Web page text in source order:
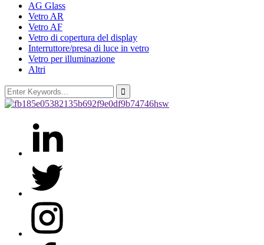
AG Glass
Vetro AR
Vetro AF
Vetro di copertura del display
Interruttore/presa di luce in vetro
Vetro per illuminazione
Altri